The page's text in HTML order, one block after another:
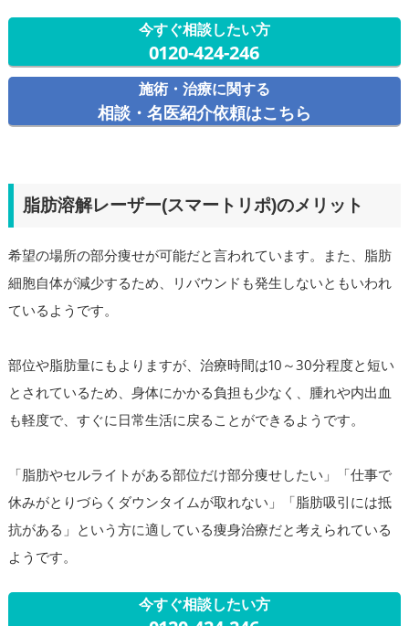
今すぐ相談したい方
0120-424-246
施術・治療に関する
相談・名医紹介依頼はこちら
脂肪溶解レーザー(スマートリポ)のメリット
希望の場所の部分痩せが可能だと言われています。また、脂肪
細胞自体が減少するため、リバウンドも発生しないともいわれ
ているようです。
部位や脂肪量にもよりますが、治療時間は10～30分程度と短い
とされているため、身体にかかる負担も少なく、腫れや内出血
も軽度で、すぐに日常生活に戻ることができるようです。
「脂肪やセルライトがある部位だけ部分痩せしたい」「仕事で
休みがとりづらくダウンタイムが取れない」「脂肪吸引には抵
抗がある」という方に適している痩身治療だと考えられている
ようです。
今すぐ相談したい方